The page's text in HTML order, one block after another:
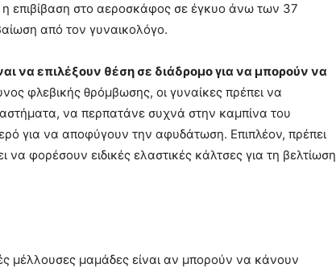
η επιβίβαση στο αεροσκάφος σε έγκυο άνω των 37
από τον γυναικολόγο.
να επιλέξουν θέση σε διάδρομο για να μπορούν να
φλεβικής θρόμβωσης, οι γυναίκες πρέπει να
να περπατάνε συχνά στην καμπίνα του
για να αποφύγουν την αφυδάτωση. Επιπλέον, πρέπει
φορέσουν ειδικές ελαστικές κάλτσες για τη βελτίωση
μέλλουσες μαμάδες είναι αν μπορούν να κάνουν